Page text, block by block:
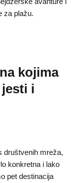
za plažu.
kojima
i
društvenih mreža,
konkretna i lako
pet destinacija